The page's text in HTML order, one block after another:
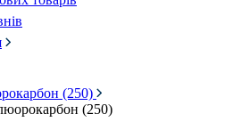
(250)
(250)